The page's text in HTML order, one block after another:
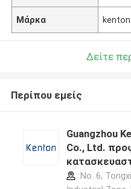
Μάρκα kenton
Δείτε
Περίπου εμείς
Guangzhou
Co., Ltd.
No. 6,